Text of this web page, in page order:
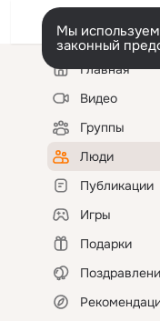
Мы
законный
Левая
колонкаГлавная
Видео
Группы
Люди
Публикации
Игры
Подарки